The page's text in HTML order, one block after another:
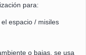
para:
espacio / misiles
o bajas, se usa